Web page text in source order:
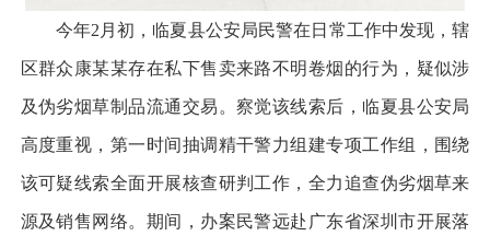
今年2月初，临夏县公安局民警在日常工作中发现，辖
区群众康某某存在私下售卖来路不明卷烟的行为，疑似涉
及伪劣烟草制品流通交易。察觉该线索后，临夏县公安局
高度重视，第一时间抽调精干警力组建专项工作组，围绕
该可疑线索全面开展核查研判工作，全力追查伪劣烟草来
源及销售网络。期间，办案民警远赴广东省深圳市开展落